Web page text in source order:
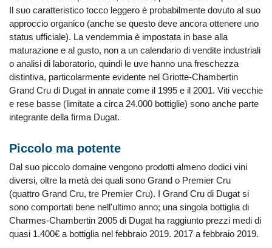
Il suo caratteristico tocco leggero è probabilmente dovuto al suo
approccio organico (anche se questo deve ancora ottenere uno
status ufficiale). La vendemmia è impostata in base alla
maturazione e al gusto, non a un calendario di vendite industriali
o analisi di laboratorio, quindi le uve hanno una freschezza
distintiva, particolarmente evidente nel Griotte-Chambertin
Grand Cru di Dugat in annate come il 1995 e il 2001. Viti vecchie
e rese basse (limitate a circa 24.000 bottiglie) sono anche parte
integrante della firma Dugat.
Piccolo ma potente
Dal suo piccolo domaine vengono prodotti almeno dodici vini
diversi, oltre la metà dei quali sono Grand o Premier Cru
(quattro Grand Cru, tre Premier Cru). I Grand Cru di Dugat si
sono comportati bene nell'ultimo anno; una singola bottiglia di
Charmes-Chambertin 2005 di Dugat ha raggiunto prezzi medi di
quasi 1.400€ a bottiglia nel febbraio 2019. 2017 a febbraio 2019.